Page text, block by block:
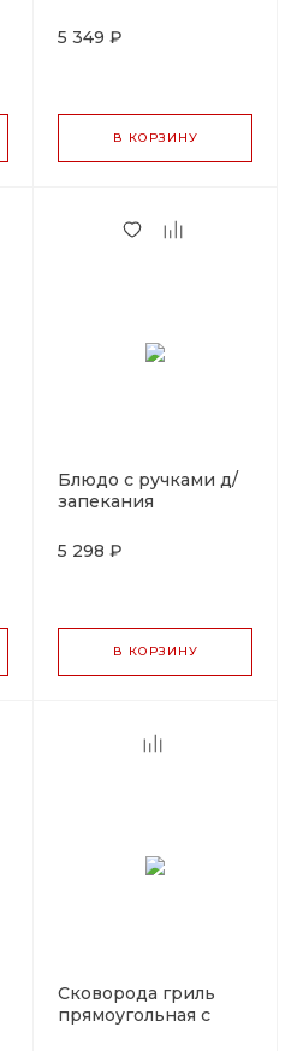
5 349 ₽
В КОРЗИНУ
Блюдо c ручками д/
запекания
22*32см.чугун LAVA
5 298 ₽
В КОРЗИНУ
Сковорода гриль
прямоугольная с